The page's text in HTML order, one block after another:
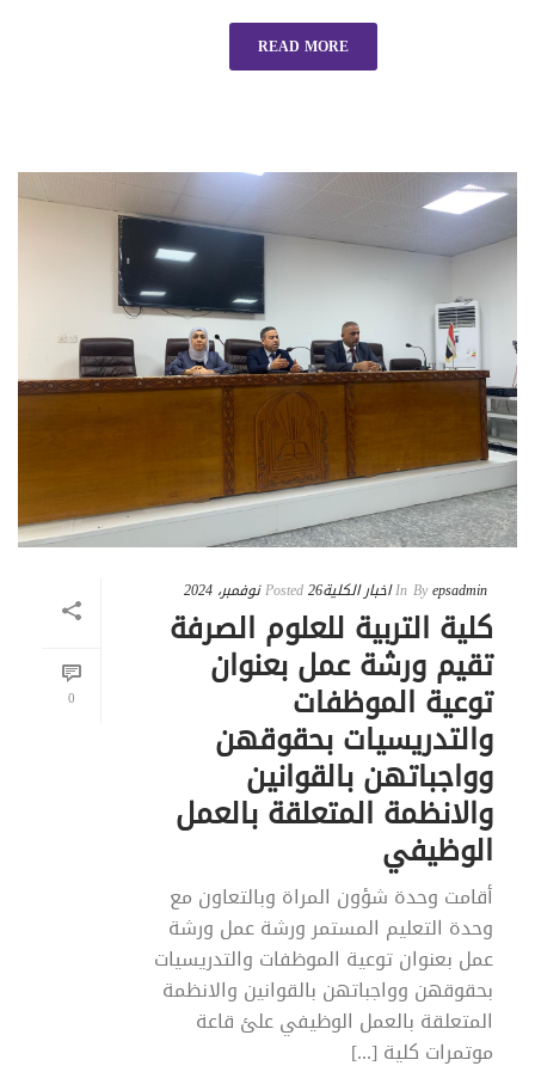
READ MORE
0
Byepsadmin
Inاخبار الكلية Posted26 نوفمبر، 2024
كلية التربية للعلوم الصرفة
تقيم ورشة عمل بعنوان
توعية الموظفات
والتدريسيات بحقوقهن
وواجباتهن بالقوانين
والانظمة المتعلقة بالعمل
الوظيفي
أقامت وحدة شؤون المراة وبالتعاون مع
وحدة التعليم المستمر ورشة عمل ورشة
عمل بعنوان توعية الموظفات والتدريسيات
بحقوقهن وواجباتهن بالقوانين والانظمة
المتعلقة بالعمل الوظيفي علئ قاعة
موتمرات كلية [...]